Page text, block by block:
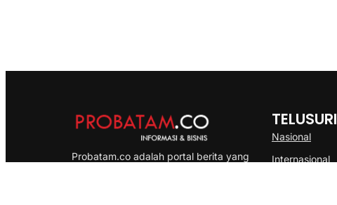
Probatam.co adalah portal berita yang
TELUSURI
Nasional
Internasional